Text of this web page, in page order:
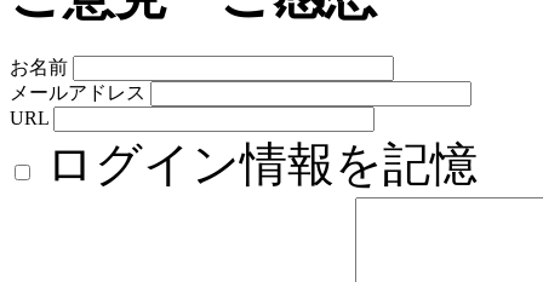
お名前
メールアドレス
URL
ログイン情報を記憶